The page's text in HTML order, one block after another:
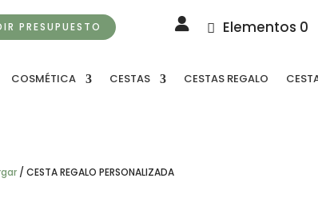
PRESUPUESTO Elementos 0
COSMÉTICA CESTAS CESTAS REGALO
/ CESTA REGALO PERSONALIZADA